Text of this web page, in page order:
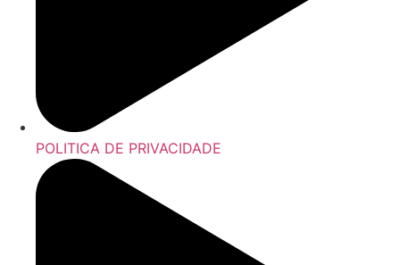
POLITICA DE PRIVACIDADE